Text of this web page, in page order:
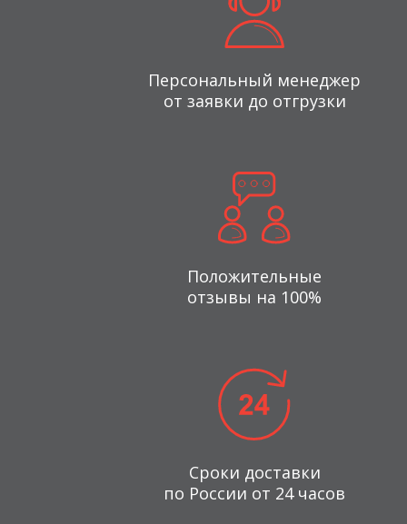
Персональный менеджер
от заявки до отгрузки
Положительные
отзывы на 100%
Сроки доставки
по России от 24 часов